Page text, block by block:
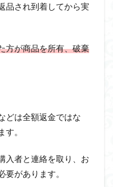
品され到着してから実
方が商品を所有、破棄
どは全額返金ではな
。
入者と連絡を取り、お
があります。